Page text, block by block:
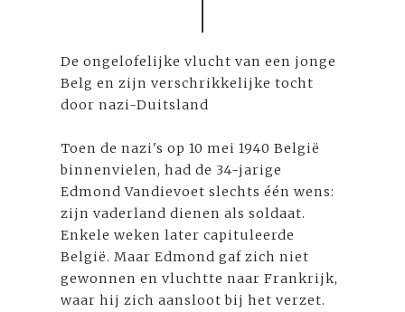
De ongelofelijke vlucht van een jonge
Belg en zijn verschrikkelijke tocht
door nazi-Duitsland
Toen de nazi's op 10 mei 1940 België
binnenvielen, had de 34-jarige
Edmond Vandievoet slechts één wens:
zijn vaderland dienen als soldaat.
Enkele weken later capituleerde
België. Maar Edmond gaf zich niet
gewonnen en vluchtte naar Frankrijk,
waar hij zich aansloot bij het verzet.